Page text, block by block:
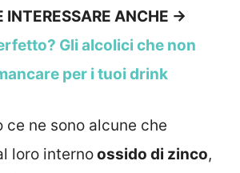
INTERESSARE ANCHE ->
Gli alcolici che non
per i tuoi drink
ce ne sono alcune che
loro internoossido di zinco,